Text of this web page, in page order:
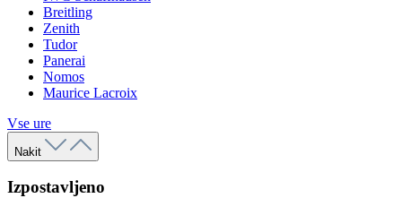
Breitling
Zenith
Tudor
Panerai
Nomos
Maurice Lacroix
Vse ure
Nakit
Izpostavljeno